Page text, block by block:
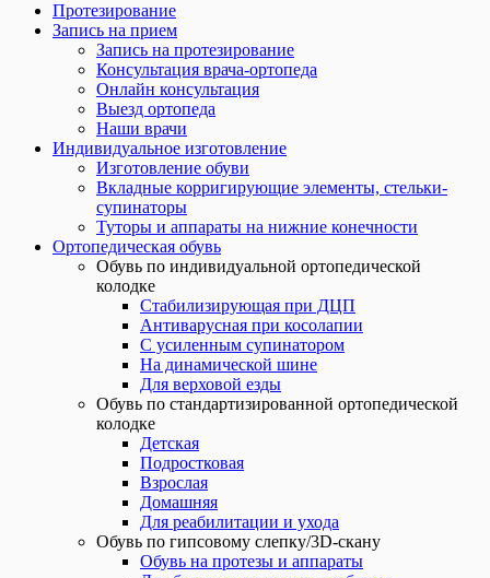
Протезирование
Запись на прием
Запись на протезирование
Консультация врача-ортопеда
Онлайн консультация
Выезд ортопеда
Наши врачи
Индивидуальное изготовление
Изготовление обуви
Вкладные корригирующие элементы, стельки-
супинаторы
Туторы и аппараты на нижние конечности
Ортопедическая обувь
Обувь по индивидуальной ортопедической
колодке
Стабилизирующая при ДЦП
Антиварусная при косолапии
С усиленным супинатором
На динамической шине
Для верховой езды
Обувь по стандартизированной ортопедической
колодке
Детская
Подростковая
Взрослая
Домашняя
Для реабилитации и ухода
Обувь по гипсовому слепку/3D-скану
Обувь на протезы и аппараты